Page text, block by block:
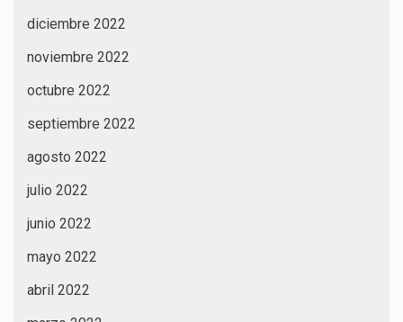
diciembre 2022
noviembre 2022
octubre 2022
septiembre 2022
agosto 2022
julio 2022
junio 2022
mayo 2022
abril 2022